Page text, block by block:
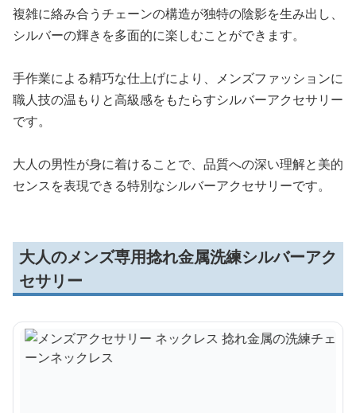
複雑に絡み合うチェーンの構造が独特の陰影を生み出し、
シルバーの輝きを多面的に楽しむことができます。
手作業による精巧な仕上げにより、メンズファッションに
職人技の温もりと高級感をもたらすシルバーアクセサリー
です。
大人の男性が身に着けることで、品質への深い理解と美的
センスを表現できる特別なシルバーアクセサリーです。
大人のメンズ専用捻れ金属洗練シルバーアク
セサリー